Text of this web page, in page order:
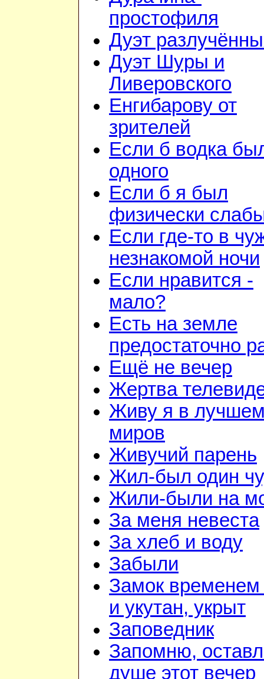
простофиля
Дуэт
Дуэт Шуры и
Ливеровского
Енгибарову от
зрителей
Если б водка
одного
Если б я был
физически
Если где-то в
незнакомой ночи
Если нравится -
мало?
Есть на земле
предостаточно
Ещё не вечер
Жертва
Живу я в
миров
Живучий парень
Жил-был один
Жили-были на
За меня невеста
За хлеб и воду
Забыли
Замок временем
и укутан, укрыт
Заповедник
Запомню,
душе этот вечер